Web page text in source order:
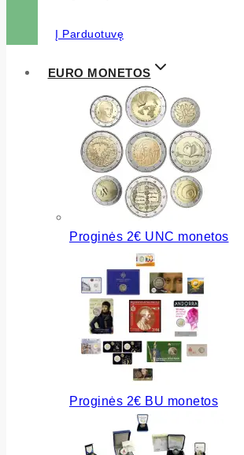
Į Parduotuvę
EURO MONETOS
Proginės 2€ UNC monetos
Proginės 2€ BU monetos